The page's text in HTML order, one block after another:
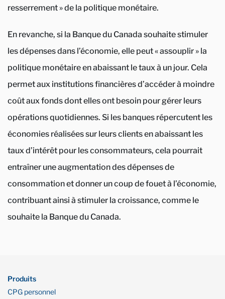
resserrement » de la politique monétaire.
En revanche, si la Banque du Canada souhaite stimuler
les dépenses dans l’économie, elle peut « assouplir » la
politique monétaire en abaissant le taux à un jour. Cela
permet aux institutions financières d’accéder à moindre
coût aux fonds dont elles ont besoin pour gérer leurs
opérations quotidiennes. Si les banques répercutent les
économies réalisées sur leurs clients en abaissant les
taux d’intérêt pour les consommateurs, cela pourrait
entraîner une augmentation des dépenses de
consommation et donner un coup de fouet à l’économie,
contribuant ainsi à stimuler la croissance, comme le
souhaite la Banque du Canada.
Produits
CPG personnel